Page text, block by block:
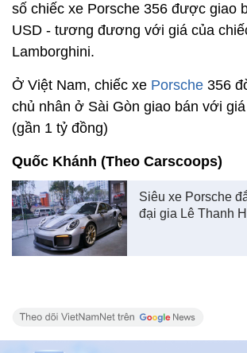
số chiếc xe Porsche 356 được giao
USD - tương đương với giá của
Lamborghini.
Ở Việt Nam, chiếc xe Porsche 356
chủ nhân ở Sài Gòn giao bán với
(gần 1 tỷ đồng)
Quốc Khánh (Theo Carscoops)
Siêu xe Porsche
đại gia Lê Thanh